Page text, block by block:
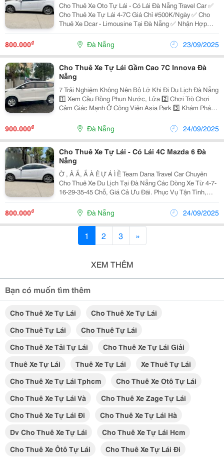
Cho Thuê Xe Oto Tự Lái - Có Lái Đà Nẵng Travel Car ✅
Cho Thuê Xe Tự Lái 4-7C Giá Chỉ #500K/Ngày ✅ Cho
Thuê Xe Dcar - Limousine Tại Đà Nẵng ✅ Nhận Hợp
Đồng Xe Du Lịch 4-7-16-29-45 Chỗ ✅ Xe Đi Tham Quan -
800.000₫ Đà Nẵng 23/09/2025
Cho Thuê Xe Tự Lái Gầm Cao 7C Innova Đà
Nẵng
7 Trải Nghiệm Không Nên Bỏ Lỡ Khi Đi Du Lịch Đà Nẵng
1️⃣ Xem Cầu Rồng Phun Nước, Lửa 2️⃣ Chơi Trò Chơi
Cảm Giác Mạnh Ở Công Viên Asia Park 3️⃣ Khám Phá
Ẩm Thực Chợ Cồn 4️⃣ Treo Móc Khóa Ở Cầu Tình Yêu
5️⃣ Thử Sức Dù Bay Cano Trên Biển Mỹ...
900.000₫ Đà Nẵng 24/09/2025
Cho Thuê Xe Tự Lái - Có Lái 4C Mazda 6 Đà
Nẵng
Ờ , Â Ắ, Ắ À Ê Ự Á Ì Ề Team Dana Travel Car Chuyên
Cho Thuê Xe Du Lịch Tại Đà Nẵng Các Dòng Xe Từ 4-7-
16-29-35-45 Chỗ, Giá Cả Ưu Đãi. Phục Vụ Tận Tình,
Đảm Bảo Mang Lại Sự Hài Lòng Cho Quý Khách Chúng
Tôi Chuyên Cung Cấp Các Dịch Vụ Như Sau:...
800.000₫ Đà Nẵng 24/09/2025
1 2 3 »
XEM THÊM
Bạn có muốn tìm thêm
Cho Thuê Xe Tự Lái
Cho Thuê Xe Tự Lái
Cho Thuê Tự Lái
Cho Thuê Tự Lái
Cho Thuê Xe Tải Tự Lái
Cho Thuê Xe Tự Lái Giải
Thuê Xe Tự Lái
Thuê Xe Tự Lái
Xe Thuê Tự Lái
Cho Thuê Xe Tự Lái Tphcm
Cho Thuê Xe Otô Tự Lái
Cho Thuê Xe Tự Lái Và
Cho Thuê Xe Zage Tự Lái
Cho Thuê Xe Tự Lái Đi
Cho Thuê Xe Tự Lái Hà
Dv Cho Thuê Xe Tự Lái
Cho Thuê Xe Tự Lái Hcm
Cho Thuê Xe Ôtô Tự Lái
Cho Thuê Xe Tự Lái Đi